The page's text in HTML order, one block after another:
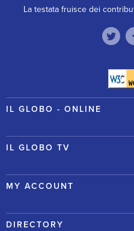
La testata fruisce dei
IL GLOBO - ONLINE
IL GLOBO TV
MY ACCOUNT
DIRECTORY